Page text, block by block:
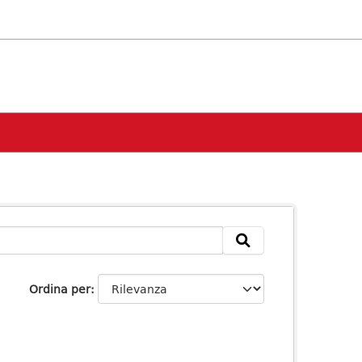
Ordina per